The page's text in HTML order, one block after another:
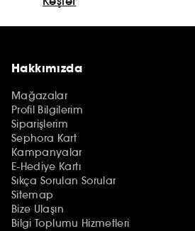
Hakkımızda
Mağazalar
Profil Bilgilerim
Siparişlerim
Sephora Kart
Kampanyalar
E-Hediye Kartı
Sıkça Sorulan Sorular
Sitemap
Bize Ulaşın
Bilgi Toplumu Hizmetleri